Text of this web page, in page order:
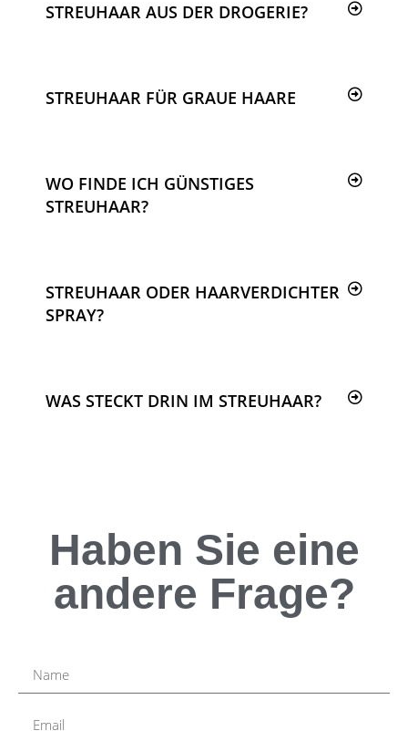
STREUHAAR AUS DER DROGERIE?
STREUHAAR FÜR GRAUE HAARE
WO FINDE ICH GÜNSTIGES
STREUHAAR?
STREUHAAR ODER HAARVERDICHTER
SPRAY?
WAS STECKT DRIN IM STREUHAAR?
Haben Sie eine
andere Frage?